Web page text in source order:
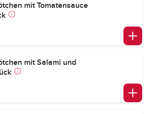
mit Tomatensauce
mit Salami und